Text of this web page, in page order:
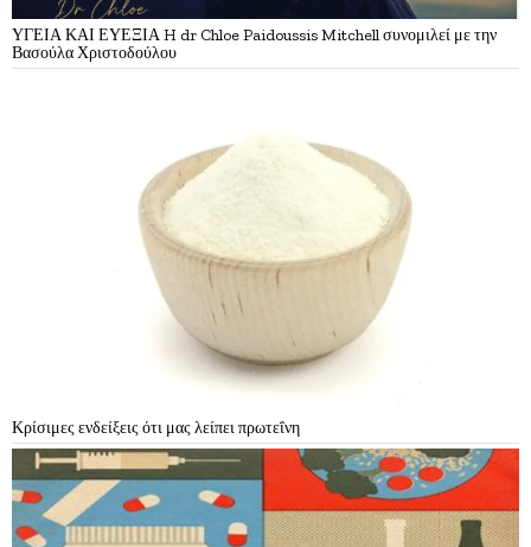
ΥΓΕΙΑ ΚΑΙ ΕΥΕΞΙΑ H dr Chloe Paidoussis Mitchell συνομιλεί με την
Βασούλα Χριστοδούλου
Κρίσιμες ενδείξεις ότι μας λείπει πρωτεΐνη